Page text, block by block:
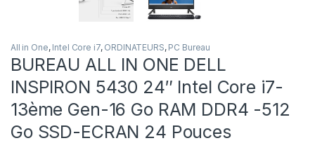
All in One, Intel Core i7, ORDINATEURS, PC Bureau
BUREAU ALL IN ONE DELL
INSPIRON 5430 24″ Intel Core i7-
13ème Gen-16 Go RAM DDR4 -512
Go SSD-ECRAN 24 Pouces